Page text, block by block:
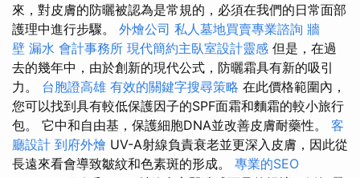
來，對皮膚的防曬被認為是常規的，必須在我們的日常面部
護理中進行步驟。 外燴公司 私人墓地買賣專業諮詢 牆
壁 漏水 會計事務所 現代簡約主臥室設計靈感 但是，在過
去的幾年中，由於創新的現代公式，防曬霜具有新的吸引
力。 台胞證高雄 有效的關鍵字搜尋策略 在此價格範圍內，
您可以找到具有較低保護因子的SPF面霜和麵霜的較小旅行
包。 它中和自由基，保護細胞DNA並改善皮膚耐藥性。 客
廳設計 到府外燴 UV-A射線負責衰老並更深入皮膚，因此從
長遠來看會導致皺紋和色素斑的形成。 專業的SEO